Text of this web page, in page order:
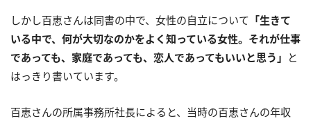
しかし百恵さんは同書の中で、女性の自立について 「生きて
いる中で、何が大切なのかをよく知っている女性。それが仕事
であっても、家庭であっても、恋人であってもいいと思う」 と
はっきり書いています。
百恵さんの所属事務所社長によると、当時の百恵さんの年収